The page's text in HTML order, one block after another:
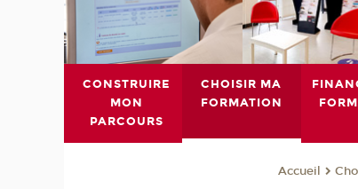
CONSTRUIRE
MON
PARCOURS
CHOISIR MA
FORMATION
Accueil